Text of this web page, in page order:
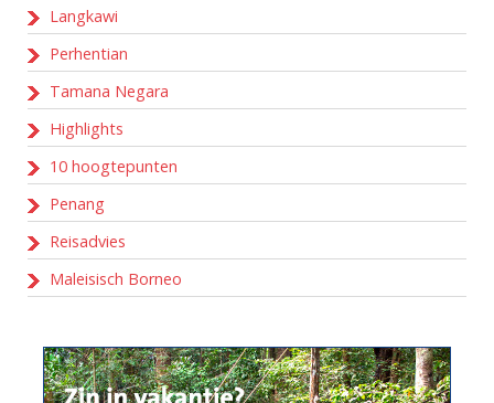
Langkawi
Perhentian
Tamana Negara
Highlights
10 hoogtepunten
Penang
Reisadvies
Maleisisch Borneo